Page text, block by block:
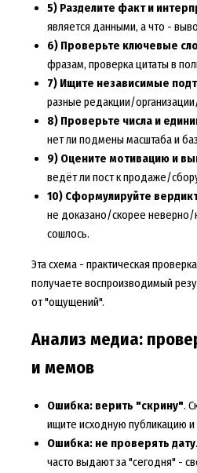
5) Разделите факт и
является данными, а что -
6) Проверьте ключевые
фразам, проверка цитаты в
7) Ищите независимые
разные редакции/
8) Проверьте числа и
нет ли подмены масштаба и
9) Оцените мотивацию и
ведёт ли пост к продаже/
10) Сформулируйте
не доказано/скорее
сошлось.
Эта схема - практическая
получаете воспроизводимый
от "ощущений".
Анализ медиа:
и мемов
Ошибка: верить "скрину".
ищите исходную публикацию и
Ошибка: не проверять дату
часто выдают за "сегодня" -